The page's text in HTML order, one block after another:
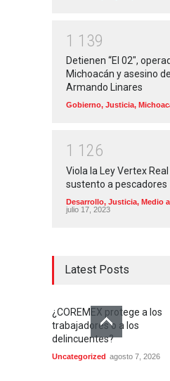
1 1 39
Detienen “El 02″,
Michoacán y asesino
Armando Linares
Gobierno, Justicia,
1 1 26
Viola la Ley Vertex
sustento a pescadores
Desarrollo, Justicia, Medio
julio 17, 2023
Latest Posts
¿COREMEX protege a los
trabajadores o a los
delincuentes?
Uncategorized agosto 7, 2026